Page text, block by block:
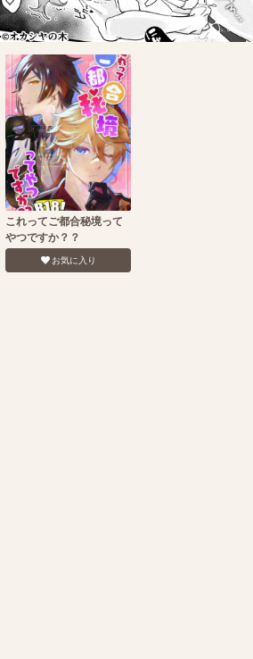
これってご都合秘境って
やつですか？？
お気に入り